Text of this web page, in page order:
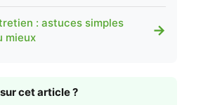
: astuces simples
mieux
→
cet article ?